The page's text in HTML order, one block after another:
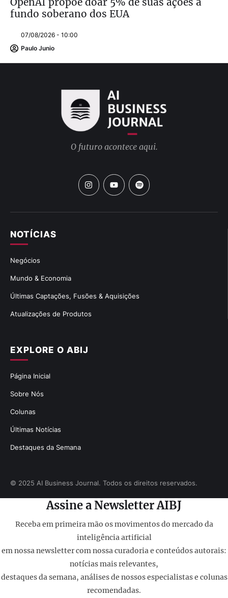
fundo soberano dos EUA
07/08/2026 - 10:00
Paulo Junio
EXPLORE O ABIJ
Página Inicial
Sobre Nós
Colunas
Últimas Notícias
Destaques da Semana
NOTÍCIAS
Negócios
Mundo & Economia
Últimas Captações, Fusões & Aquisições
Atualizações de Produtos
O futuro acontece aqui.
© 2025 AI Business Journal. Todos os direitos reservados.
Assine a Newsletter AIBJ
Receba em primeira mão os movimentos do mercado da
inteligência artificial
em nossa newsletter com nossa curadoria e conteúdos autorais:
notícias mais relevantes,
destaques da semana, análises de nossos especialistas e colunas
recomendadas.